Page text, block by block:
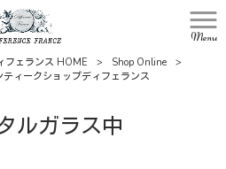
Menu
フェランス HOME > Shop Online
>
ィークショップディフェランス
ルガラス中